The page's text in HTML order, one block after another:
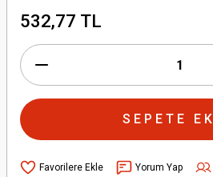
532,77 TL
SEPETE
Yorum Yap